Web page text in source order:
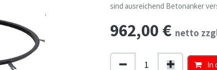
sind ausreichend Betonanker
962,00 € netto
In